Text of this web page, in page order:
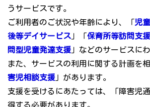
うサービスです。
ご利用者のご状況や年齢により、「児
後等デイサービス 」「保育所等訪問支援
問型児童発達支援 」などのサービスに
また、サービスの利用に関する計画を
害児相談支援 」があります。
支援を受けるにあたっては、「障害児
得する必要があります。